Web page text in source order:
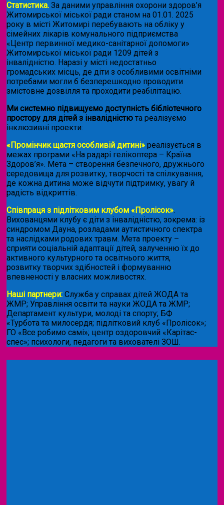
Статистика. За даними управління охорони здоров’я
Житомирської міської ради станом на 01.01. 2025
року в місті Житомирі перебувають на обліку у
сімейних лікарів комунального підприємства
«Центр первинної медико-санітарної допомоги»
Житомирської міської ради 1209 дітей з
інвалідністю. Наразі у місті недостатньо
громадських місць, де діти з особливими освітніми
потребами могли б безперешкодно проводити
змістовне дозвілля та проходити реабілітацію.
Ми системно підвищуємо доступність бібліотечного
простору для дітей з інвалідністю та реалізуємо
інклюзивні проекти:
«Промінчик щастя особливій дитині» реалізується в
межах програми «На радарі гелікоптера – Країна
Здоров’я». Мета – створення безпечного, дружнього
середовища для розвитку, творчості та спілкування,
де кожна дитина може відчути підтримку, увагу й
радість відкриттів.
Співпраця з підлітковим клубом «Пролісок».
Вихованцями клубу є діти з інвалідністю, зокрема: із
синдромом Дауна, розладами аутистичного спектра
та наслідками родових травм. Мета проекту –
сприяти соціальній адаптації дітей, залученню їх до
активного культурного та освітнього життя,
розвитку творчих здібностей і формуванню
впевненості у власних можливостях.
Наші партнери: Служба у справах дітей ЖОДА та
ЖМР; Управління освіти та науки ЖОДА та ЖМР;
Департамент культури, молоді та спорту; БФ
«Турбота та милосердя; підлітковий клуб «Пролісок»;
ГО «Все робимо самі»; центр оздоровчий «Карітас-
спес»; психологи, педагоги та вихователі ЗОШ.